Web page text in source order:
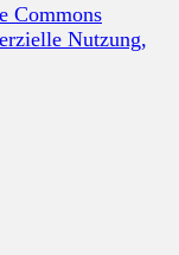
Commons
Nutzung,